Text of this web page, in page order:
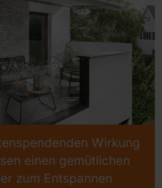
Wirkung
einen gemütlichen
zum Entspannen